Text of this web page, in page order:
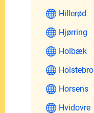
Hillerød
Hjørring
Holbæk
Holstebro
Horsens
Hvidovre